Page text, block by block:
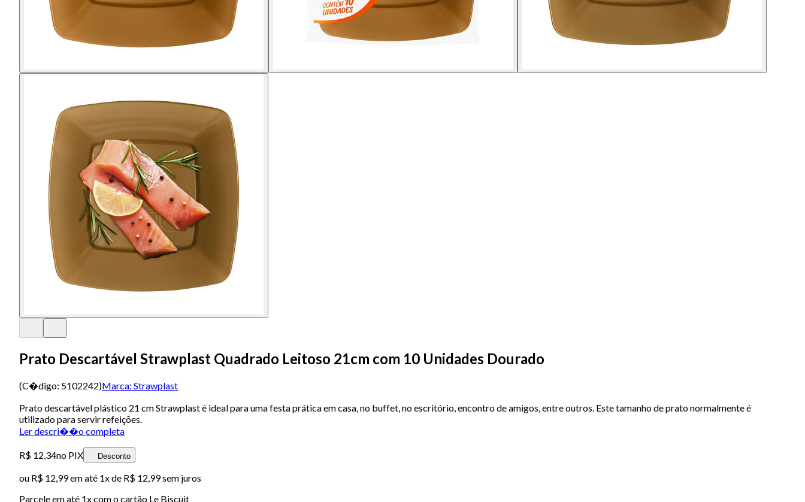
Prato Descartável Strawplast Quadrado Leitoso 21cm com 10 Unidades Dourado
(C�digo: 5102242)Marca: Strawplast
Prato descartável plástico 21 cm Strawplast é ideal para uma festa prática em casa, no buffet, no escritório, encontro de amigos, entre outros. Este tamanho de prato normalmente é
utilizado para servir refeições.
Ler descri��o completa
R$ 12,34no PIX Desconto
ou R$ 12,99em até 1x de R$ 12,99sem juros
Parcele em até 1x com o cartão Le Biscuit